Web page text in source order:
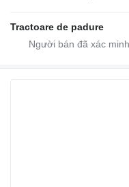
Tractoare de padure